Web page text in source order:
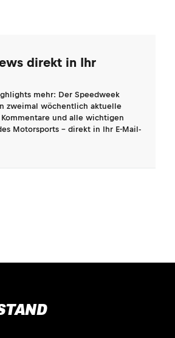
direkt in Ihr
mehr: Der Speedweek
zweimal wöchentlich aktuelle
und alle wichtigen
Motorsports - direkt in Ihr E-Mail-